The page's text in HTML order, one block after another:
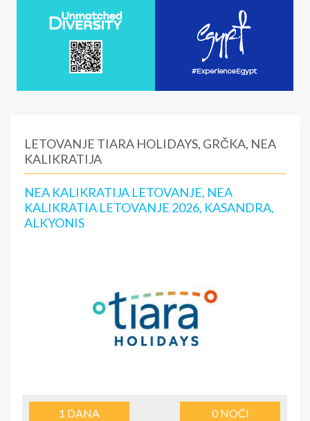
LETOVANJE TIARA HOLIDAYS, GRČKA, NEA
KALIKRATIJA
NEA KALIKRATIJA LETOVANJE, NEA
KALIKRATIA LETOVANJE 2026, KASANDRA,
ALKYONIS
1 DANA 0NOĆI